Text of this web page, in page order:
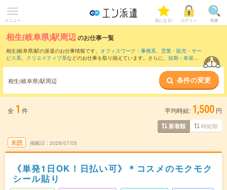
メニュー 気になる! ログイン 検索
相生(岐阜県)駅周辺のお仕事一覧
相生(岐阜県)駅の派遣のお仕事情報です。 オフィスワーク・事務系、 営業・販売・サー
ビス系、 クリエイティブ系などのお仕事を取り揃えています。さらに、 短期 ・ 単発な
また、郡上八幡駅・郡上大和駅
など近隣駅のお仕事も
ご確認いただけます。
相生(岐阜県)駅周辺 条件の変更
全 1 件 平均時給: 1,500 円
新着順 時給順
未読 掲載日 2026/07/05
《単発1日OK！日払い可》＊コスメのモクモク
シール貼り